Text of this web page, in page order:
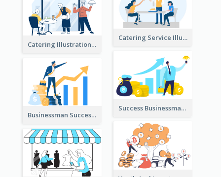
Catering Service Illustration
Catering Illustration
Success Businessman Illustration
Businessman Success Illustration